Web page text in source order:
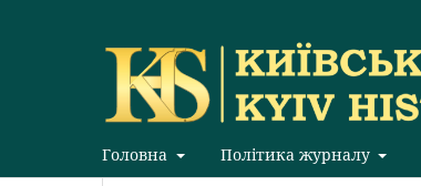
Головна Політика журналу